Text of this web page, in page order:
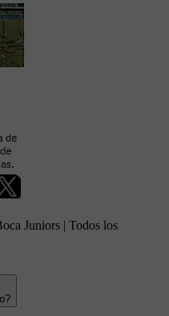
Juniors | Todos los